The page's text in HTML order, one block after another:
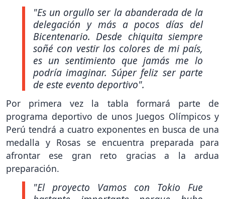
"Es un orgullo ser la abanderada de la
delegación y más a pocos días del
Bicentenario. Desde chiquita siempre
soñé con vestir los colores de mi país,
es un sentimiento que jamás me lo
podría imaginar. Súper feliz ser parte
de este evento deportivo".
Por primera vez la tabla formará parte de
programa deportivo de unos Juegos Olímpicos y
Perú tendrá a cuatro exponentes en busca de una
medalla y Rosas se encuentra preparada para
afrontar ese gran reto gracias a la ardua
preparación.
"El proyecto Vamos con Tokio Fue